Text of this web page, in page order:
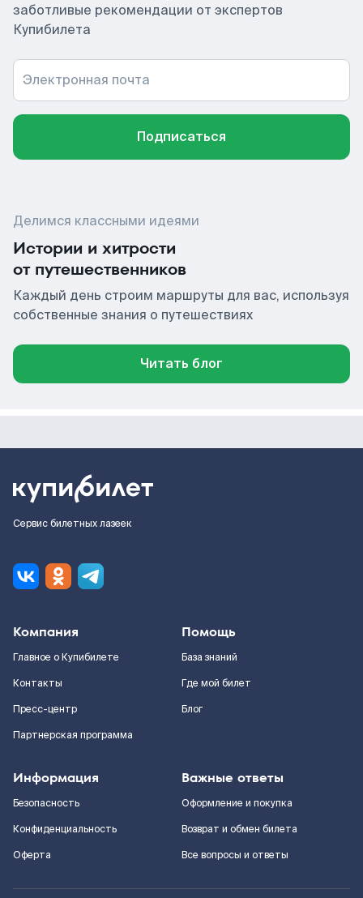
заботливые рекомендации от экспертов
Купибилета
Электронная почта
Подписаться
Делимся классными идеями
Истории и хитрости
от путешественников
Каждый день строим маршруты для вас, используя
собственные знания о путешествиях
Читать блог
Сервис билетных лазеек
Компания
Главное о Купибилете
Контакты
Пресс-центр
Партнерская программа
Помощь
База знаний
Где мой билет
Блог
Информация
Безопасность
Конфиденциальность
Оферта
Важные ответы
Оформление и покупка
Возврат и обмен билета
Все вопросы и ответы